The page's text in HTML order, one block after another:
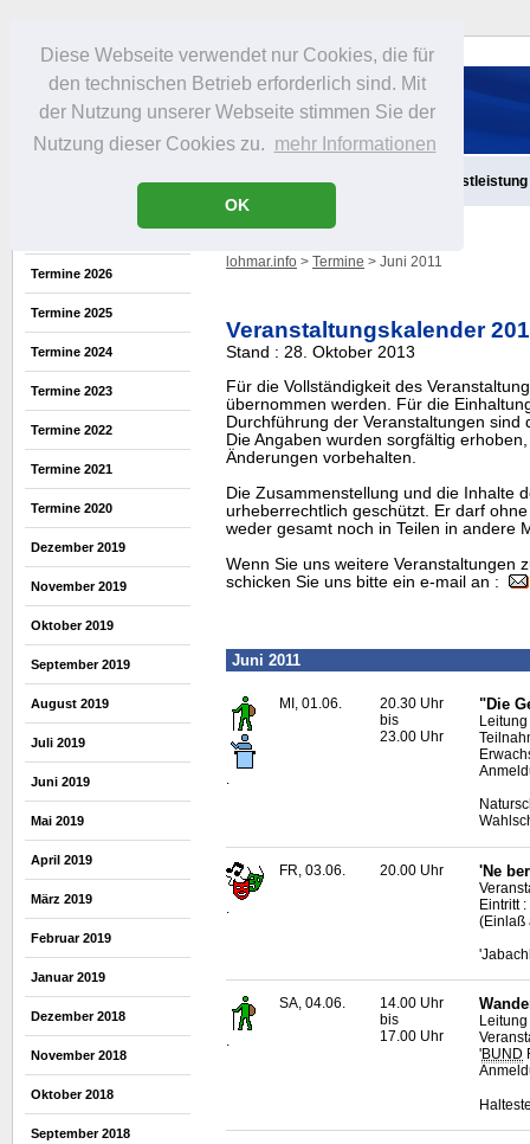
Diese Webseite verwendet nur Cookies, die für
den technischen Betrieb erforderlich sind. Mit
der Nutzung unserer Webseite stimmen Sie der
Nutzung dieser Cookies zu. mehr Informationen
OK
Infos Freizeit Gastronomie Dienstleistung
Termine 2026
Termine 2025
Termine 2024
Termine 2023
Termine 2022
Termine 2021
Termine 2020
Dezember 2019
November 2019
Oktober 2019
September 2019
August 2019
Juli 2019
Juni 2019
Mai 2019
April 2019
März 2019
Februar 2019
Januar 2019
Dezember 2018
November 2018
Oktober 2018
September 2018
lohmar.info > Termine > Juni 2011
Veranstaltungskalender
Stand : 28. Oktober 2013
Für die Vollständigkeit des
übernommen werden. Für die
Durchführung der Veranstaltungen sind
Die Angaben wurden sorgfältig
Änderungen vorbehalten.
Die Zusammenstellung und die Inhalte
urheberrechtlich geschützt. Er darf
weder gesamt noch in Teilen in andere
Wenn Sie uns weitere Veranstaltungen
schicken Sie uns bitte ein e-mail an :
Juni 2011
MI, 01.06.
20.30 Uhr
bis
23.00 Uhr
"Die
FR, 03.06. 20.00 Uhr 'Ne
Eintritt
(Einlaß
.
SA, 04.06.
14.00 Uhr
bis
17.00 Uhr
'BUND